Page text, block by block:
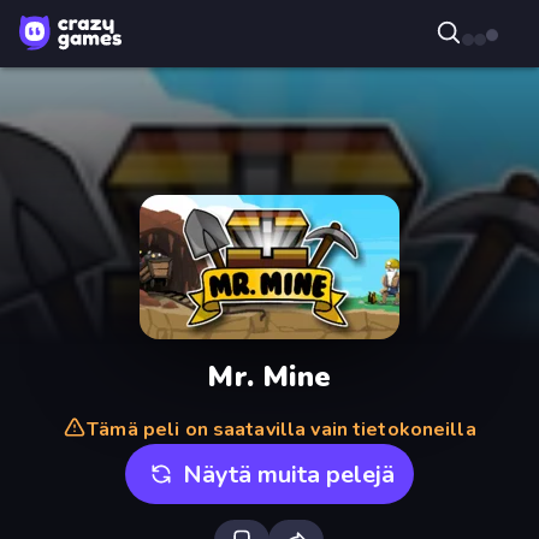
Mr. Mine
Tämä peli on saatavilla vain tietokoneilla
Näytä muita pelejä